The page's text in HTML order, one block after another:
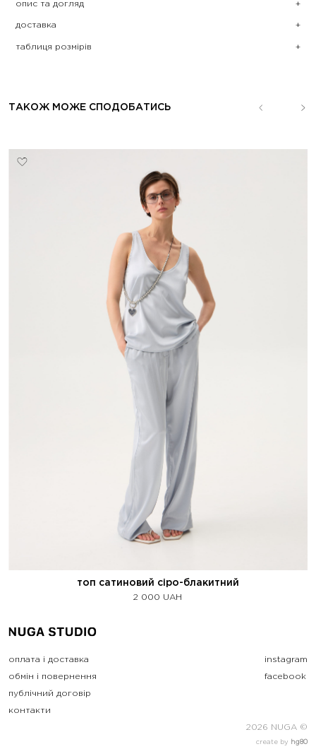
опис та догляд
доставка
таблиця розмірів
ТАКОЖ МОЖЕ СПОДОБАТИСЬ
топ сатиновий сіро-блакитний
2 000 UAH
оплата і доставка
обмін і повернення
публічний договір
контакти
instagram
facebook
2026 NUGA ©
create by hg80